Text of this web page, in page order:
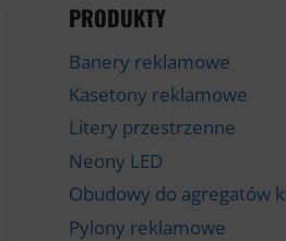
PRODUKTY
Banery reklamowe
Kasetony reklamowe
Litery przestrzenne
Neony LED
Obudowy do agregatów
Pylony reklamowe